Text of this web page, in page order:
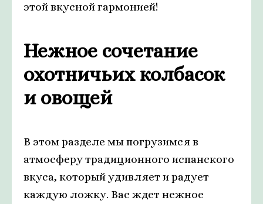
этой вкусной гармонией!
Нежное сочетание
охотничьих колбасок
и овощей
В этом разделе мы погрузимся в
атмосферу традиционного испанского
вкуса, который удивляет и радует
каждую ложку. Вас ждет нежное